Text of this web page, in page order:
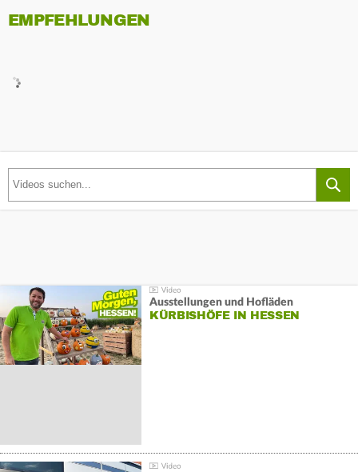
EMPFEHLUNGEN
Ausstellungen und Hofläden
KÜRBISHÖFE IN HESSEN